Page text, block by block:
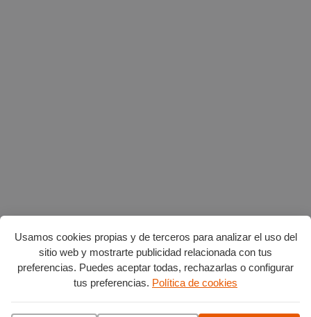
Usamos cookies propias y de terceros para analizar el uso del
sitio web y mostrarte publicidad relacionada con tus
preferencias. Puedes aceptar todas, rechazarlas o configurar
tus preferencias. Política de cookies
Planes en agostopor Burgos